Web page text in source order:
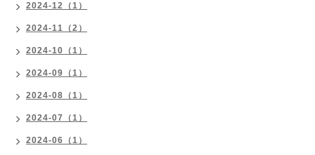
2024-12（1）
2024-11（2）
2024-10（1）
2024-09（1）
2024-08（1）
2024-07（1）
2024-06（1）